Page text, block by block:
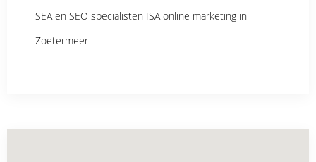
SEA en SEO specialisten ISA online marketing in
Zoetermeer